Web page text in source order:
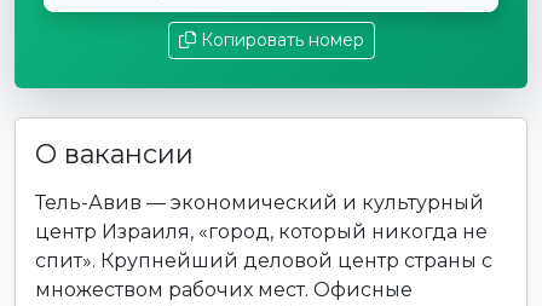
Копировать номер
О вакансии
Тель-Авив — экономический и культурный
центр Израиля, «город, который никогда не
спит». Крупнейший деловой центр страны с
множеством рабочих мест. Офисные